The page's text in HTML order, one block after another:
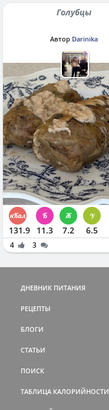
Голубцы
Автор Darinika
131.9 11.3 7.2 6.5
4 3
ДНЕВНИК ПИТАНИЯ
РЕЦЕПТЫ
БЛОГИ
СТАТЬИ
ПОИСК
ТАБЛИЦА КАЛОРИЙНОСТИ